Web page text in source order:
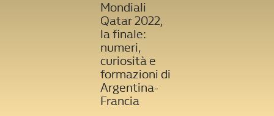
Mondiali
Qatar 2022,
la finale:
numeri,
curiosità e
formazioni di
Argentina-
Francia